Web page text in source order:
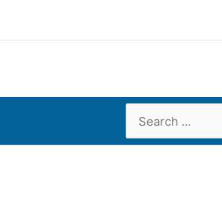
Search
for: